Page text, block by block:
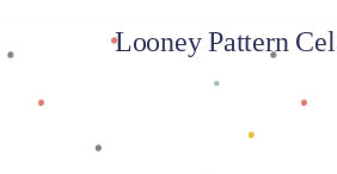
Looney Pattern